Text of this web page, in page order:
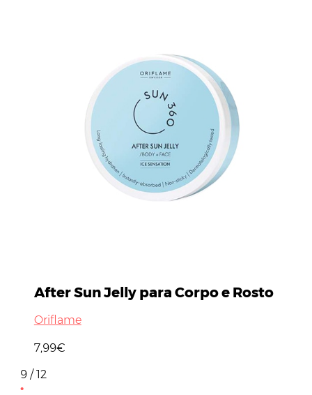
After Sun Jelly para Corpo e Rosto
Oriflame
7,99€
9 / 12